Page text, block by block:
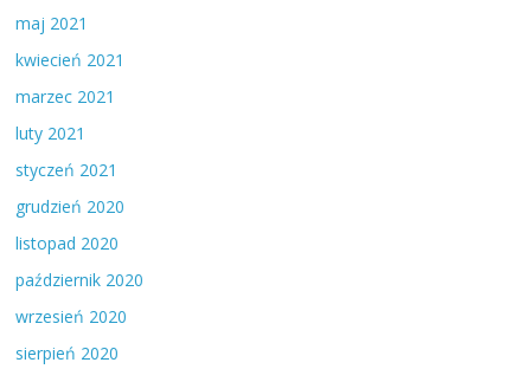
maj 2021
kwiecień 2021
marzec 2021
luty 2021
styczeń 2021
grudzień 2020
listopad 2020
październik 2020
wrzesień 2020
sierpień 2020